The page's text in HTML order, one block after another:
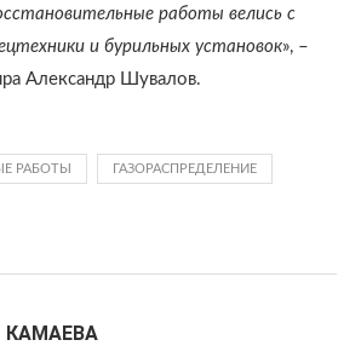
работы велись с
и бурильных установок», –
Александр Шувалов.
РАБОТЫ ГАЗОРАСПРЕДЕЛЕНИЕ
КАМАЕВА